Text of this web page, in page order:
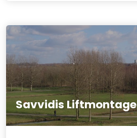
Savvidis Liftmontage